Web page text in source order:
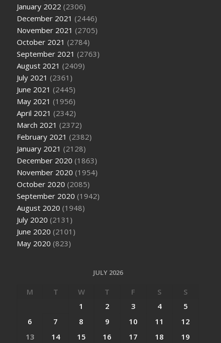
January 2022 (2306)
December 2021 (2446)
November 2021 (2705)
October 2021 (2784)
September 2021 (2763)
August 2021 (2409)
July 2021 (2361)
June 2021 (2445)
May 2021 (1956)
April 2021 (2342)
March 2021 (2372)
February 2021 (2382)
January 2021 (2128)
December 2020 (1863)
November 2020 (1954)
October 2020 (2085)
September 2020 (1942)
August 2020 (1948)
July 2020 (2131)
June 2020 (2101)
May 2020 (823)
JULY 2026
M T W T F S
S
1
2 3 4
5
6
7 8 9 10 11
12
13
14 15 16 17 18 19